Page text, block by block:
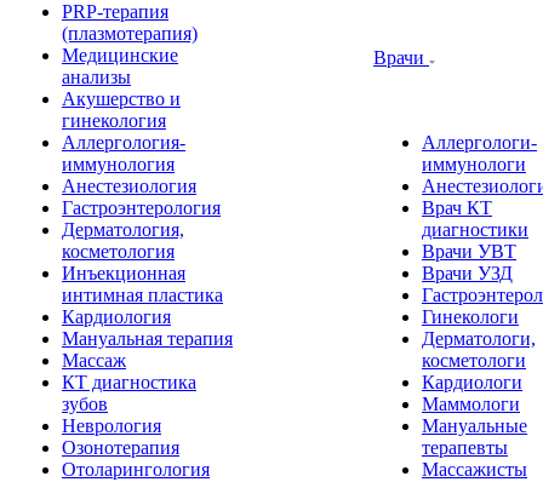
PRP-терапия
(плазмотерапия)
Медицинские
анализы
Акушерство и
гинекология
Аллергология-
иммунология
Анестезиология
Гастроэнтерология
Дерматология,
косметология
Инъекционная
интимная пластика
Кардиология
Мануальная терапия
Массаж
КТ диагностика
зубов
Неврология
Озонотерапия
Отоларингология
Врачи
Аллергологи-
иммунологи
Врач КТ
диагностики
Врачи УВТ
Врачи УЗД
Гинекологи
Дерматологи,
косметологи
Кардиологи
Маммологи
Мануальные
терапевты
Массажисты